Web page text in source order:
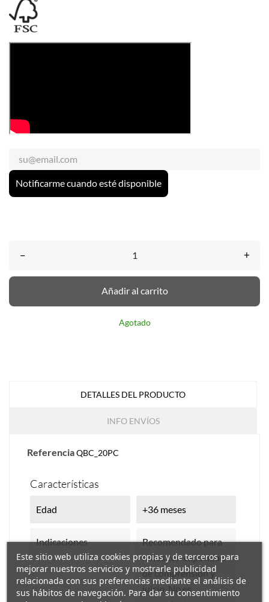
Notificarme cuando esté disponible
– +
Añadir al carrito
Agotado
DETALLES DEL PRODUCTO
INFO ENVÍOS
ReferenciaQBC_20PC
Características
Edad +36 meses
Indicaciones
Recomendado para
niños con capacidad
de comprensión y
juicio. No es
Este sitio web utiliza cookies propias y de terceros para
mejorar nuestros servicios y mostrarle publicidad
relacionada con sus preferencias mediante el análisis de
sus hábitos de navegación. Para dar su consentimiento